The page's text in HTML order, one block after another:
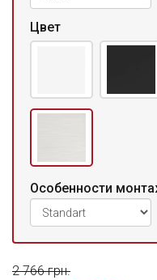
Цвет
Особенности
2 766 грн.